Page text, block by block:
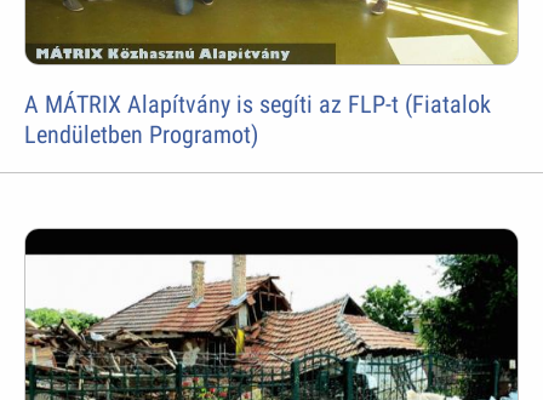
A MÁTRIX Alapítvány is segíti az FLP-t (Fiatalok
Lendületben Programot)